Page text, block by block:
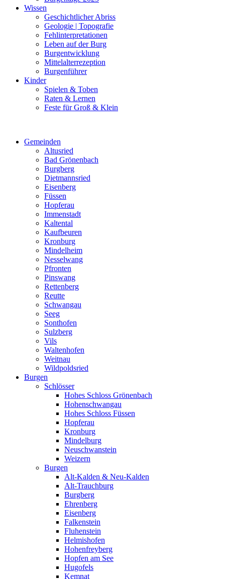
Wissen
Geschichtlicher Abriss
Geologie | Topografie
Fehlinterpretationen
Leben auf der Burg
Burgentwicklung
Mittelalterrezeption
Burgenführer
Kinder
Spielen & Toben
Raten & Lernen
Feste für Groß & Klein
Gemeinden
Altusried
Bad Grönenbach
Burgberg
Dietmannsried
Eisenberg
Füssen
Hopferau
Immenstadt
Kaltental
Kaufbeuren
Kronburg
Mindelheim
Nesselwang
Pfronten
Pinswang
Rettenberg
Reutte
Schwangau
Seeg
Sonthofen
Sulzberg
Vils
Waltenhofen
Weitnau
Wildpoldsried
Burgen
Schlösser
Hohes Schloss Grönenbach
Hohenschwangau
Hohes Schloss Füssen
Hopferau
Kronburg
Mindelburg
Neuschwanstein
Weizern
Burgen
Alt-Kalden & Neu-Kalden
Alt-Trauchburg
Burgberg
Ehrenberg
Eisenberg
Falkenstein
Fluhenstein
Helmishofen
Hohenfreyberg
Hopfen am See
Hugofels
Kemnat